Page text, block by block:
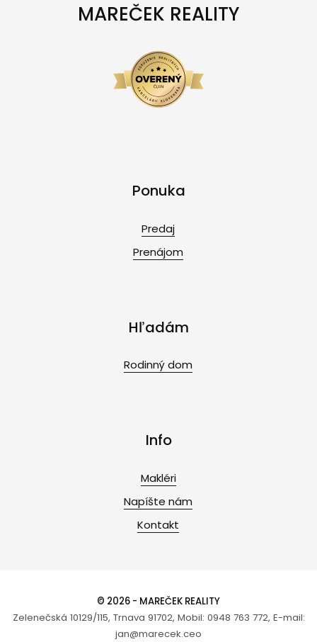
MAREČEK REALITY
Ponuka
Predaj
Prenájom
Hľadám
Rodinný dom
Info
Makléri
Napíšte nám
Kontakt
© 2026 - MAREČEK REALITY
Zelenečská 10129/115, Trnava 91702, Mobil: 0948 763 772, E-mail:
jan@marecek.ceo